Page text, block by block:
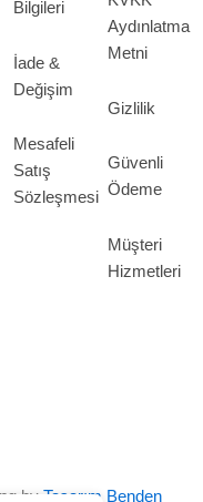
Bilgileri
İade &
Değişim
Mesafeli
Satış
Sözleşmesi
Aydınlatma
Metni
Gizlilik
Güvenli
Ödeme
Müşteri
Hizmetleri
by Tasarım Benden